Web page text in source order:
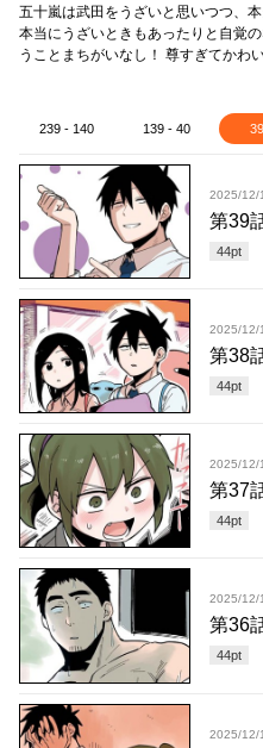
五十嵐は武田をうざいと思いつつ、
本当にうざいときもあったりと自覚
うことまちがいなし！ 尊すぎてかわ
239 - 140 139 - 40
2025/12/
第39
44pt
2025/12/
第38
44pt
2025/12/
第37
44pt
2025/12/
第36
44pt
2025/12/